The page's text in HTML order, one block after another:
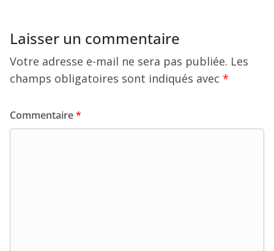
Laisser un commentaire
Votre adresse e-mail ne sera pas publiée. Les
champs obligatoires sont indiqués avec *
Commentaire*